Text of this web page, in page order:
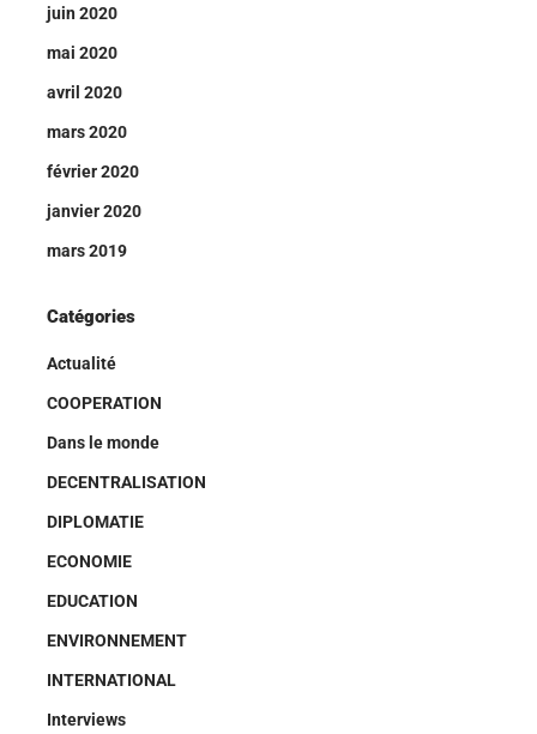
juin 2020
mai 2020
avril 2020
mars 2020
février 2020
janvier 2020
mars 2019
Catégories
Actualité
COOPERATION
Dans le monde
DECENTRALISATION
DIPLOMATIE
ECONOMIE
EDUCATION
ENVIRONNEMENT
INTERNATIONAL
Interviews